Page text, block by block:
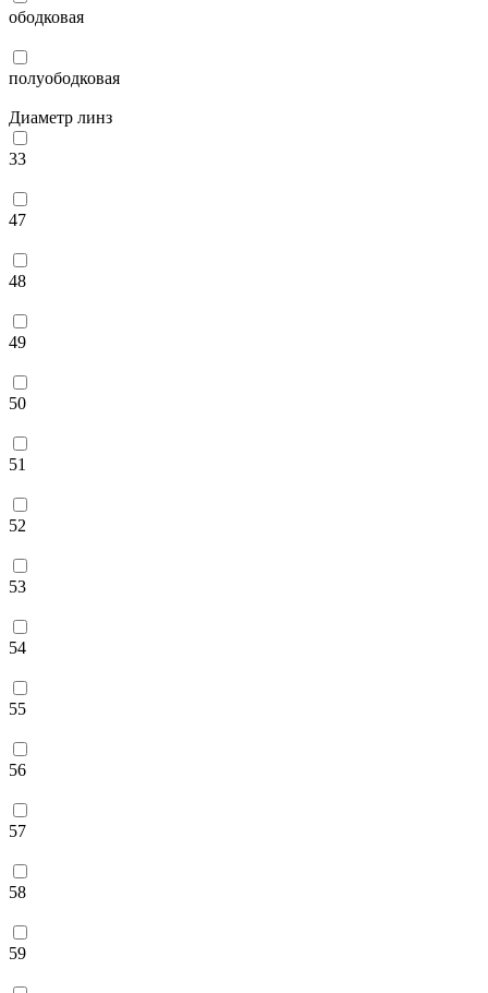
ободковая
полуободковая
Диаметр линз
33
47
48
49
50
51
52
53
54
55
56
57
58
59